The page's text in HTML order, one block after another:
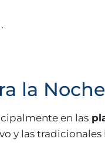
la
en las
y las tradicionales